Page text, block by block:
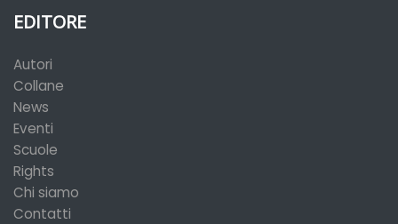
EDITORE
Autori
Collane
News
Eventi
Scuole
Rights
Chi siamo
Contatti